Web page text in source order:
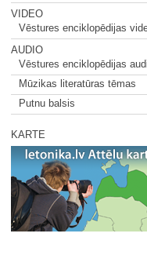
VIDEO
Vēstures enciklopēdijas
AUDIO
Vēstures enciklopēdijas
Mūzikas literatūras tēmas
Putnu balsis
KARTE